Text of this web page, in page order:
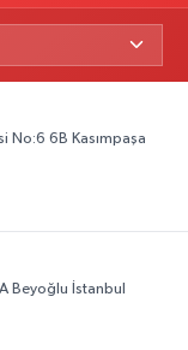
No:6 6B Kasımpaşa
Beyoğlu İstanbul